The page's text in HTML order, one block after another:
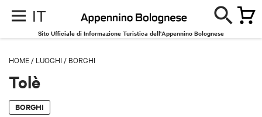
IT
Sito Ufficiale di Informazione Turistica dell'Appennino Bolognese
HOME / LUOGHI / BORGHI
Tolè
BORGHI